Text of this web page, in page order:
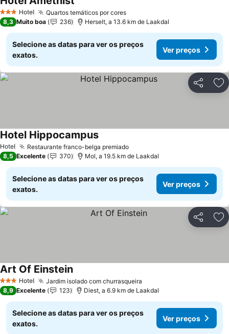
3 EstrelasHotel Quartos temáticos por coresVer preços
8,3 Muito boa 236 Herselt, a 13.6 km de Laakdal
Selecione as datas para ver os preços
exatos.
Ver preços
Partilhar
Hotel Restaurante franco-belga premiadoVer preços
Hotel HippocampusVer preços
8,5 Excelente 370 Mol, a 19.5 km de Laakdal
Selecione as datas para ver os preços
exatos.
Ver preços
Partilhar
3 EstrelasHotel Jardim isolado com churrasqueira
Art Of EinsteinVer preços
8,9 Excelente 123 Diest, a 6.9 km de Laakdal
Selecione as datas para ver os preços
exatos.
Ver preços